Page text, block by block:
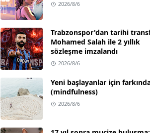
2026/8/6
Trabzonspor'dan tarihi
Mohamed Salah ile 2 yıllık
sözleşme imzalandı
2026/8/6
Yeni başlayanlar için
(mindfulness)
2026/8/6